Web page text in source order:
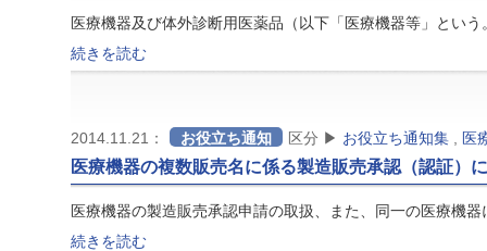
医療機器及び体外診断用医薬品（以下「医療機器等」とい
続きを読む
2014.11.21： お役立ち通知 区分 ▶ お役立ち通知集 医
医療機器の複数販売名に係る製造販売承認（認証）
医療機器の製造販売承認申請の取扱、また、同一の医療機
続きを読む